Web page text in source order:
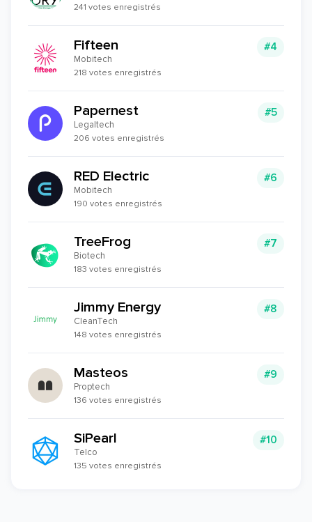
241 votes enregistrés
#4
Fifteen
Mobitech
218 votes enregistrés
#5
Papernest
Legaltech
206 votes enregistrés
#6
RED Electric
Mobitech
190 votes enregistrés
#7
TreeFrog
Biotech
183 votes enregistrés
#8
Jimmy Energy
CleanTech
148 votes enregistrés
#9
Masteos
Proptech
136 votes enregistrés
#10
SiPearl
Telco
135 votes enregistrés